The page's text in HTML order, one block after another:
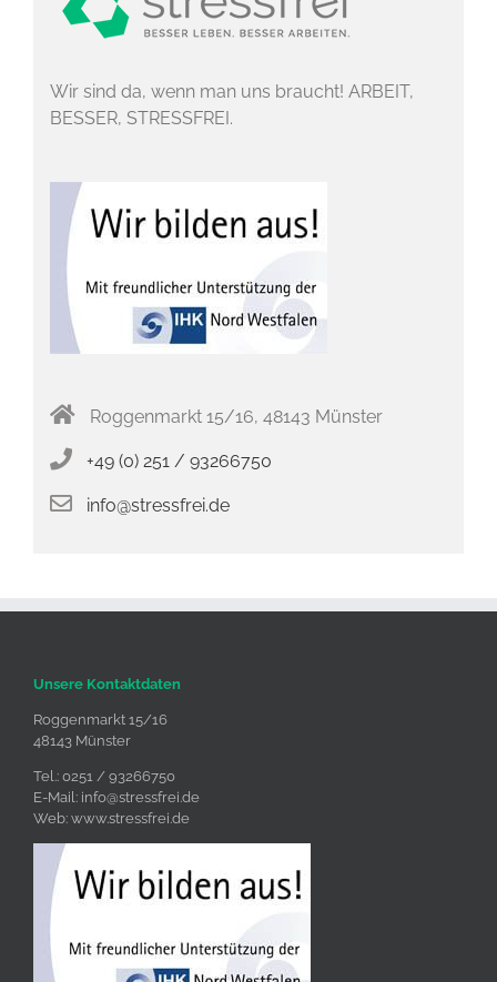
Wir sind da, wenn man uns braucht! ARBEIT,
BESSER, STRESSFREI.
Roggenmarkt 15/16, 48143 Münster
+49 (0) 251 / 93266750
info@stressfrei.de
Unsere Kontaktdaten
Roggenmarkt 15/16
48143 Münster
Tel.: 0251 / 93266750
E-Mail: info@stressfrei.de
Web: www.stressfrei.de